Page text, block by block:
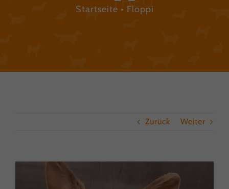
Startseite Floppi
Zurück Weiter